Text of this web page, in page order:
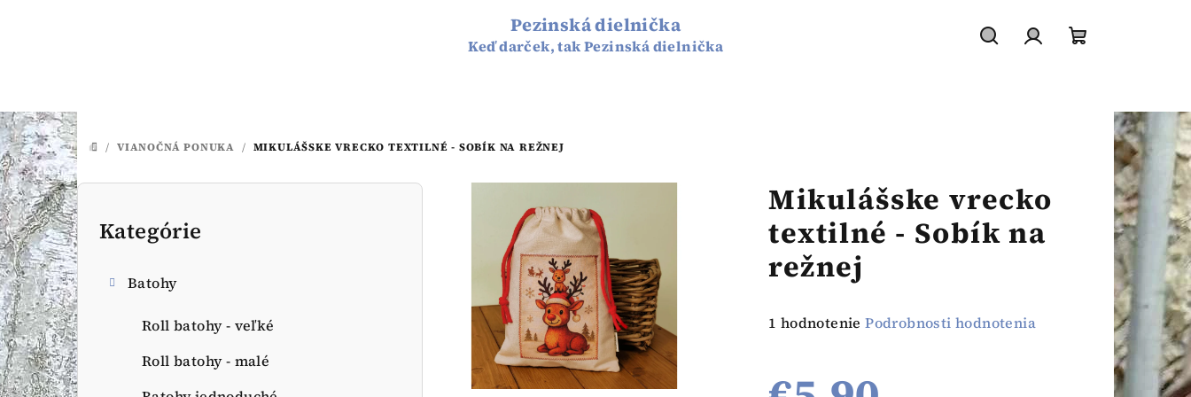
Pezinská dielnička
Keď darček, tak Pezinská dielnička
košík
DOMOV
/ VIANOČNÁ PONUKA / MIKULÁŠSKE VRECKO TEXTILNÉ - SOBÍK NA REŽNEJ
B
o
č
n
ý
p
Preskočiť
kategórie
Kategórie
Batohy
Roll batohy - veľké
Roll batohy - malé
Mikulášske vrecko
textilné - Sobík na
režnej
Priemerné
je
1 hodnotenie Podrobnosti hodnotenia